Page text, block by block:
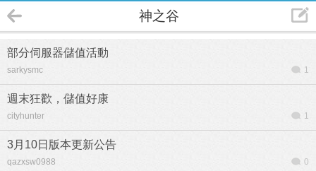
神之谷
部分伺服器儲值活動
sarkysmc 1
週末狂歡，儲值好康
cityhunter 1
3月10日版本更新公告
qazxsw0988 0